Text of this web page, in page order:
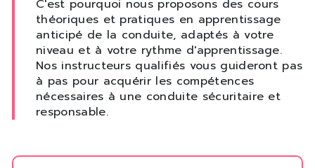
C'est pourquoi nous proposons des cours
théoriques et pratiques en apprentissage
anticipé de la conduite, adaptés à votre
niveau et à votre rythme d'apprentissage.
Nos instructeurs qualifiés vous guideront pas
à pas pour acquérir les compétences
nécessaires à une conduite sécuritaire et
responsable.